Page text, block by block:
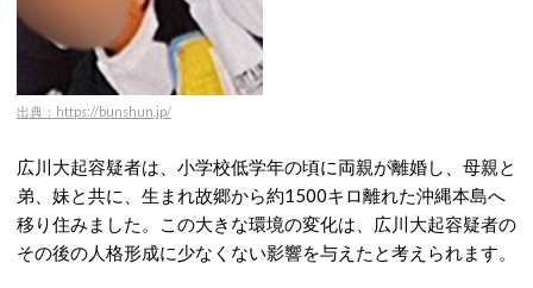
出典：https://bunshun.jp/
広川大起容疑者は、小学校低学年の頃に両親が離婚し、 母親と
弟、妹と共に、生まれ故郷から約1500キロ離れた沖縄本島へ
移り住みました。
この大きな環境の変化は、広川大起容疑者の
その後の人格形成に少なくない影響を与えたと考えられます。